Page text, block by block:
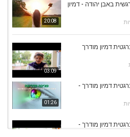
20:08
באבן יהודה - דמיון
03:09
דמיון מודרך
01:26
דמיון מודרך -
דמיון מודרך -